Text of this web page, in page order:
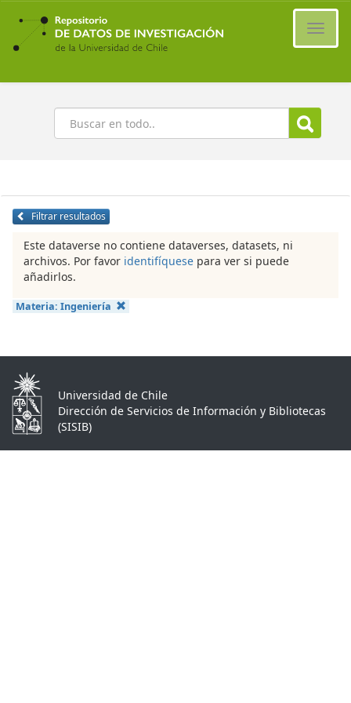
Ir
contenido
principal
Buscar
Filtrar resultados
Este dataverse no contiene dataverses, datasets, ni
archivos. Por favor identifíquese para ver si puede
añadirlos.
Materia: Ingeniería
Universidad de Chile
Dirección de Servicios de Información y Bibliotecas
(SISIB)